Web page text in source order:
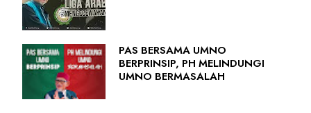
PAS BERSAMA UMNO
BERPRINSIP, PH MELINDUNGI
UMNO BERMASALAH